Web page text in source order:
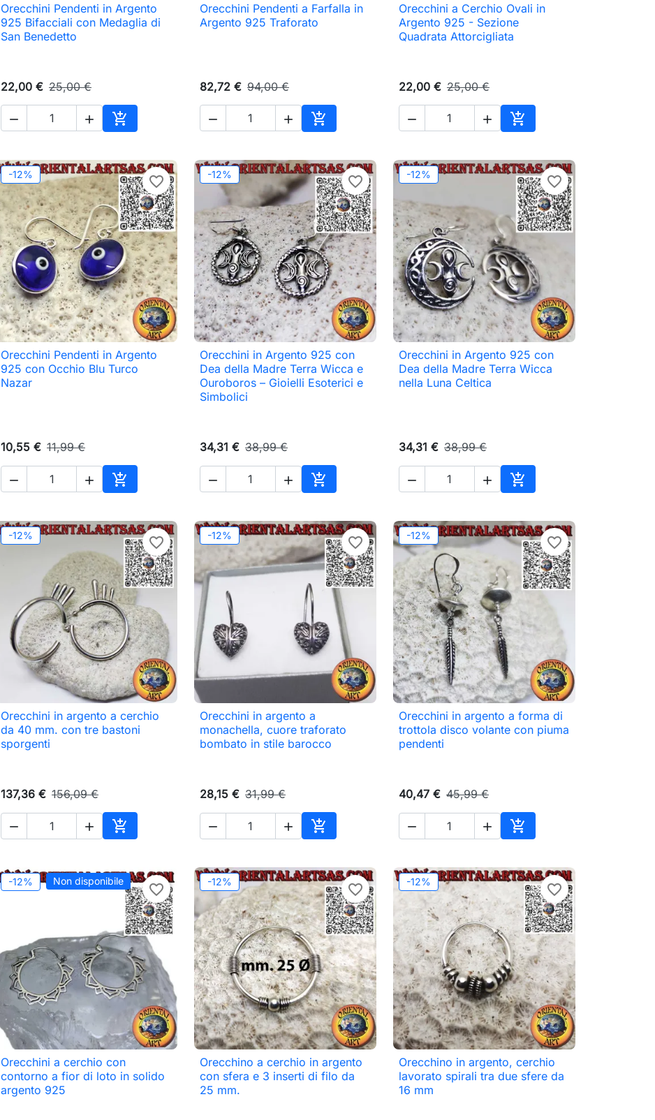
 Anteprima
Orecchini Pendenti in Argento
925 Bifacciali con Medaglia di
San Benedetto
22,00 € 25,00 €
  
Aggiungi al carrello
 Anteprima
Orecchini Pendenti a Farfalla in
Argento 925 Traforato
82,72 € 94,00 €
  
Aggiungi al carrello
 Anteprima
Orecchini a Cerchio Ovali in
Argento 925 - Sezione
Quadrata Attorcigliata
22,00 € 25,00 €
  
Aggiungi al carrello
-12% favorite_border
 Anteprima
Orecchini Pendenti in Argento
925 con Occhio Blu Turco
Nazar
10,55 € 11,99 €
  
Aggiungi al carrello
-12% favorite_border
 Anteprima
Orecchini in Argento 925 con
Dea della Madre Terra Wicca e
Ouroboros – Gioielli Esoterici e
Simbolici
34,31 € 38,99 €
  
Aggiungi al carrello
-12% favorite_border
 Anteprima
Orecchini in Argento 925 con
Dea della Madre Terra Wicca
nella Luna Celtica
34,31 € 38,99 €
  
Aggiungi al carrello
-12% favorite_border
 Anteprima
Orecchini in argento a cerchio
da 40 mm. con tre bastoni
sporgenti
137,36 € 156,09 €
  
Aggiungi al carrello
-12% favorite_border
 Anteprima
Orecchini in argento a
monachella, cuore traforato
bombato in stile barocco
28,15 € 31,99 €
  
Aggiungi al carrello
-12% favorite_border
 Anteprima
Orecchini in argento a forma di
trottola disco volante con piuma
pendenti
40,47 € 45,99 €
  
Aggiungi al carrello
-12% Non disponibile favorite_border
 Anteprima
Orecchini a cerchio con
contorno a fior di loto in solido
argento 925
-12% favorite_border
 Anteprima
Orecchino a cerchio in argento
con sfera e 3 inserti di filo da
25 mm.
-12% favorite_border
 Anteprima
Orecchino in argento, cerchio
lavorato spirali tra due sfere da
16 mm